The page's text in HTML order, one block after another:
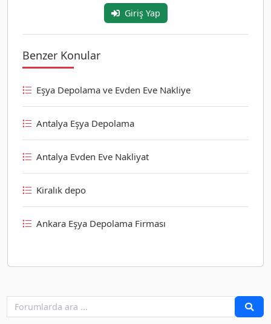
Giriş Yap
Benzer Konular
Eşya Depolama ve Evden Eve Nakliye
Antalya Eşya Depolama
Antalya Evden Eve Nakliyat
Kiralık depo
Ankara Eşya Depolama Firması